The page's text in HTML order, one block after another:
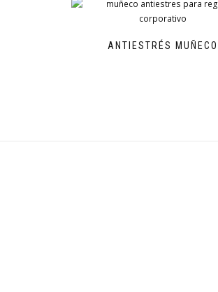
ANTIESTRÉS MUÑECO